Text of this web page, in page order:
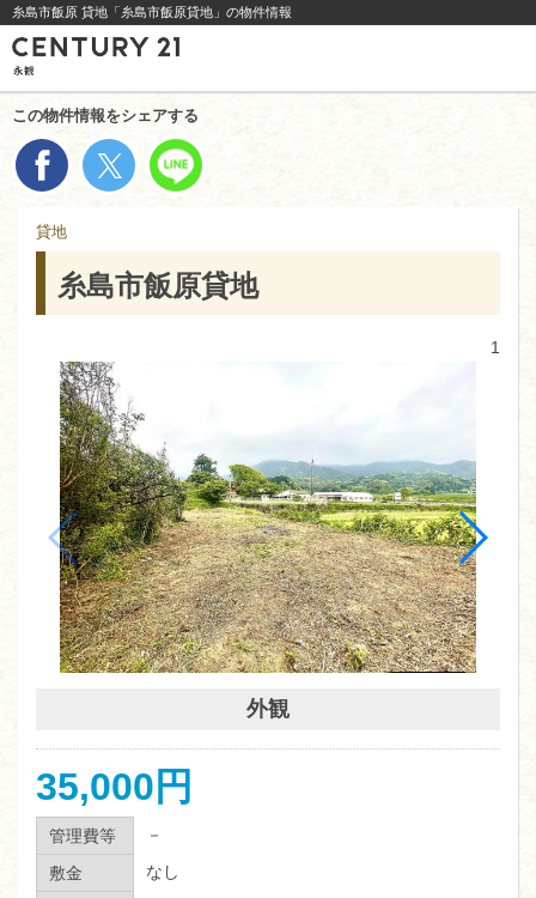
糸島市飯原 貸地「糸島市飯原貸地」の物件情報
この物件情報をシェアする
貸地
糸島市飯原貸地
1
外観
35,000円
管理費等
－
敷金
なし